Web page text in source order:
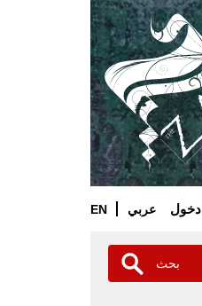
عربي EN دخول
بحث